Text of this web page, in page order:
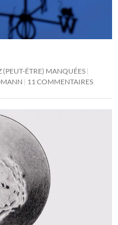
(PEUT-ÊTRE) MANQUÉES
11 COMMENTAIRES